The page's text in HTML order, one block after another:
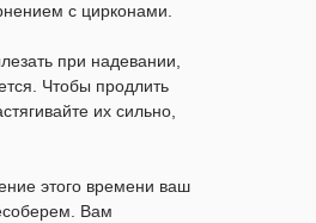
с цирконами.
при надевании,
Чтобы продлить
их сильно,
этого времени ваш
Вам